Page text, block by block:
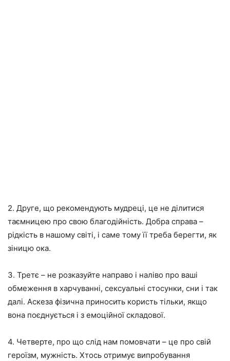
2. Друге, що рекомендують мудреці, це не ділитися
таємницею про свою благодійність. Добра справа –
рідкість в нашому світі, і саме тому її треба берегти, як
зіницю ока.
3. Третє – не розказуйте направо і наліво про ваші
обмеження в харчуванні, сексуальні стосунки, сни і так
далі. Аскеза фізична приносить користь тільки, якщо
вона поєднується і з емоційної складової.
4. Четверте, про що слід нам помовчати – це про свій
героїзм, мужність. Хтось отримує випробування